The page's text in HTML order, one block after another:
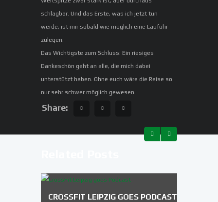
schlagbar. Und das Erste, was ich jetzt tun
werde, ist mir sobald wie möglich eine Laufuhr
zulegen.
Das Wichtigste zum Schluss: Ein riesiges
Dankeschön geht an alle, die mich dabei
unterstützt haben. Ohne euch wäre die Reise so
nur sehr schwer möglich gewesen.
Share:
CROSSFIT LEIPZIG GOES PODCAST